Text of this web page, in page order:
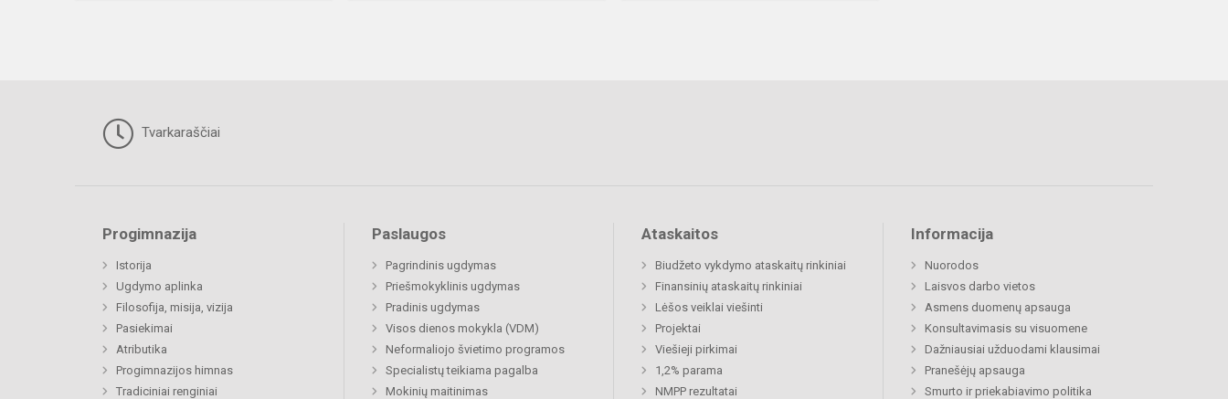
Tvarkaraščiai
Progimnazija
Istorija
Ugdymo aplinka
Filosofija, misija, vizija
Pasiekimai
Atributika
Progimnazijos himnas
Tradiciniai renginiai
Paslaugos
Pagrindinis ugdymas
Priešmokyklinis ugdymas
Pradinis ugdymas
Visos dienos mokykla (VDM)
Neformaliojo švietimo programos
Specialistų teikiama pagalba
Mokinių maitinimas
Ataskaitos
Biudžeto vykdymo ataskaitų rinkiniai
Finansinių ataskaitų rinkiniai
Lėšos veiklai viešinti
Projektai
Viešieji pirkimai
1,2% parama
NMPP rezultatai
Informacija
Nuorodos
Laisvos darbo vietos
Asmens duomenų apsauga
Konsultavimasis su visuomene
Dažniausiai užduodami klausimai
Pranešėjų apsauga
Smurto ir priekabiavimo politika